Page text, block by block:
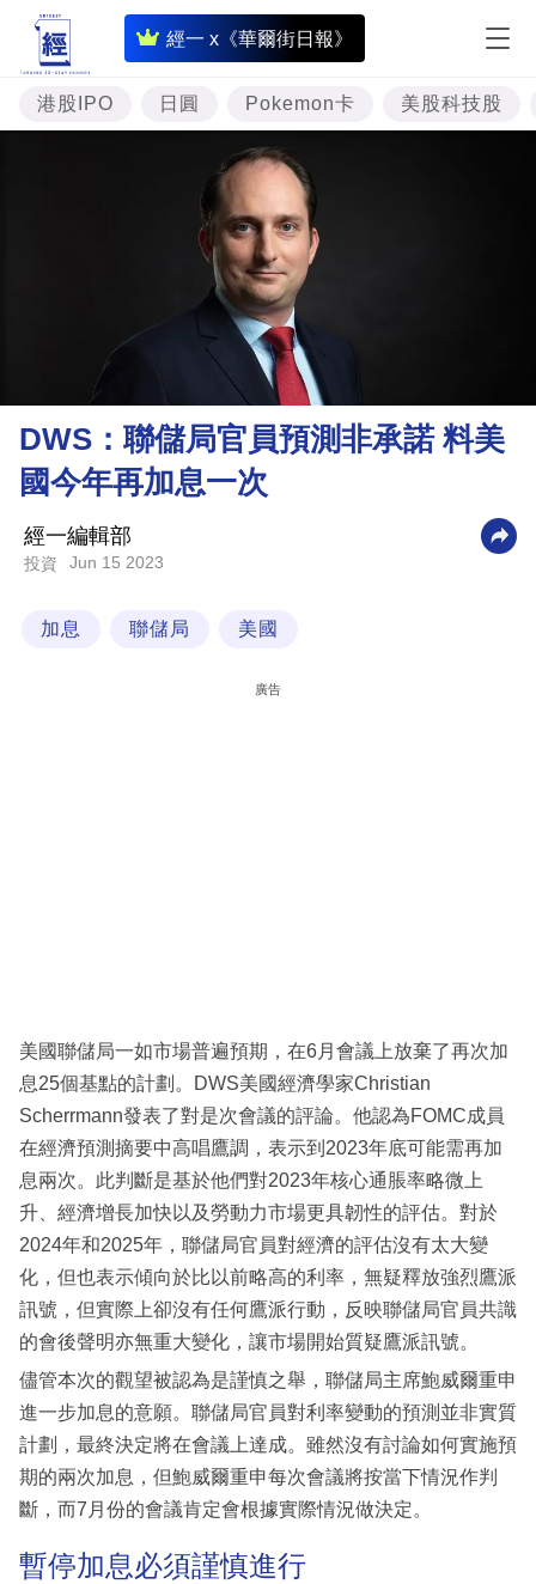
經一 x《華爾街日報》
即
時
財
經
樓
理
財
商
科
區
港股IPO 日圓 Pokemon卡 美股科技股
DWS：聯儲局官員預測非承諾 料美
國今年再加息一次
經一編輯部
投資 Jun 15 2023
加息 聯儲局 美國
廣告
美國聯儲局一如市場普遍預期，在6月會議上放棄了再次加
息25個基點的計劃。DWS美國經濟學家Christian
Scherrmann發表了對是次會議的評論。他認為FOMC成員
在經濟預測摘要中高唱鷹調，表示到2023年底可能需再加
息兩次。此判斷是基於他們對2023年核心通脹率略微上
升、經濟增長加快以及勞動力市場更具韌性的評估。對於
2024年和2025年，聯儲局官員對經濟的評估沒有太大變
化，但也表示傾向於比以前略高的利率，無疑釋放強烈鷹派
訊號，但實際上卻沒有任何鷹派行動，反映聯儲局官員共識
的會後聲明亦無重大變化，讓市場開始質疑鷹派訊號。
儘管本次的觀望被認為是謹慎之舉，聯儲局主席鮑威爾重申
進一步加息的意願。聯儲局官員對利率變動的預測並非實質
計劃，最終決定將在會議上達成。雖然沒有討論如何實施預
期的兩次加息，但鮑威爾重申每次會議將按當下情況作判
斷，而7月份的會議肯定會根據實際情況做決定。
暫停加息必須謹慎進行